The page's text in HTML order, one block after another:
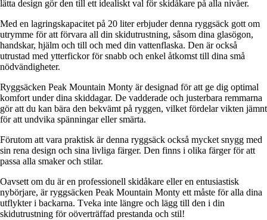
lätta design gör den till ett idealiskt val för skidåkare på alla nivåer.
Med en lagringskapacitet på 20 liter erbjuder denna ryggsäck gott om
utrymme för att förvara all din skidutrustning, såsom dina glasögon,
handskar, hjälm och till och med din vattenflaska. Den är också
utrustad med ytterfickor för snabb och enkel åtkomst till dina små
nödvändigheter.
Ryggsäcken Peak Mountain Monty är designad för att ge dig optimal
komfort under dina skiddagar. De vadderade och justerbara remmarna
gör att du kan bära den bekvämt på ryggen, vilket fördelar vikten jämnt
för att undvika spänningar eller smärta.
Förutom att vara praktisk är denna ryggsäck också mycket snygg med
sin rena design och sina livliga färger. Den finns i olika färger för att
passa alla smaker och stilar.
Oavsett om du är en professionell skidåkare eller en entusiastisk
nybörjare, är ryggsäcken Peak Mountain Monty ett måste för alla dina
utflykter i backarna. Tveka inte längre och lägg till den i din
skidutrustning för oöverträffad prestanda och stil!